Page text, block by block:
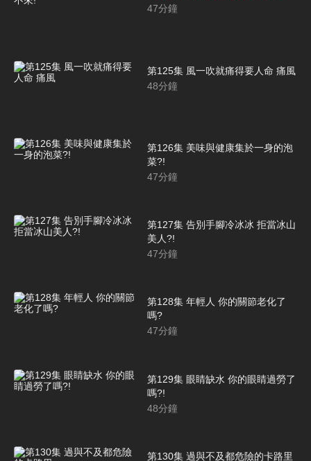
47分鐘
第125集 風一吹就痛得要人命 痛風
48分鐘
第126集 美味與健康集於一身的泡
菜?!
47分鐘
第127集 告別手腳冷冰冰 拒當冰山
美人?!
47分鐘
第128集 年輕人 你的關節老化了
嗎?
47分鐘
第129集 眼睛缺水 你的眼睛過勞了
嗎?!
48分鐘
第130集 過與不及都危險的卡路里